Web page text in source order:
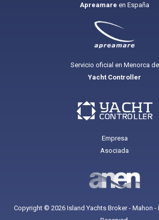
Apreamare en España
Servicio oficial en Menorca de
Yacht Controller
Empresa
Asociada
Copyright © 2026 Island Yachts Broker - Mahon -